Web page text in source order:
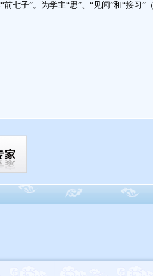
七子”。为学主“思”、“见闻”和“接习”